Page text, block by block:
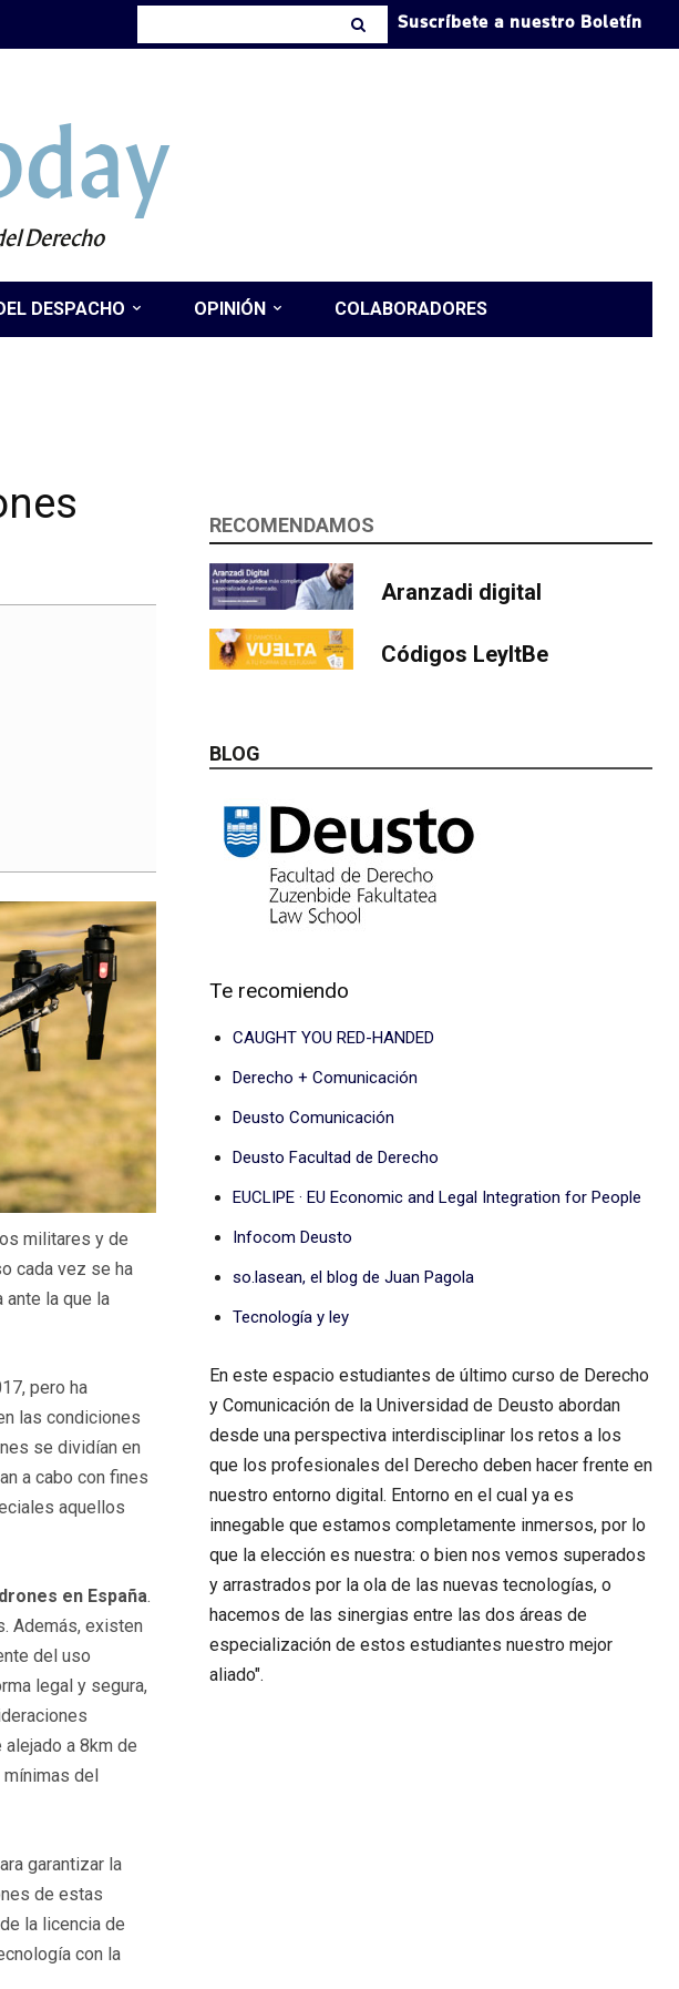
Suscríbete a nuestro Boletín
Derecho
DESPACHO OPINIÓN COLABORADORES
militares y de
cada vez se ha
ante la que la
pero ha
las condiciones
se dividían en
a cabo con fines
aquellos
en España.
Además, existen
del uso
legal y segura,
a 8km de
del
garantizar la
de estas
la licencia de
con la
RECOMENDAMOS
Aranzadi digital
Códigos LeyItBe
BLOG
Te recomiendo
CAUGHT YOU RED-HANDED
Derecho + Comunicación
Deusto Comunicación
Deusto Facultad de Derecho
EUCLIPE · EU Economic and Legal Integration for People
Infocom Deusto
so.lasean, el blog de Juan Pagola
Tecnología y ley
En este espacio estudiantes de último curso de Derecho
y Comunicación de la Universidad de Deusto abordan
desde una perspectiva interdisciplinar los retos a los
que los profesionales del Derecho deben hacer frente en
nuestro entorno digital. Entorno en el cual ya es
innegable que estamos completamente inmersos, por lo
que la elección es nuestra: o bien nos vemos superados
y arrastrados por la ola de las nuevas tecnologías, o
hacemos de las sinergias entre las dos áreas de
especialización de estos estudiantes nuestro mejor
aliado".